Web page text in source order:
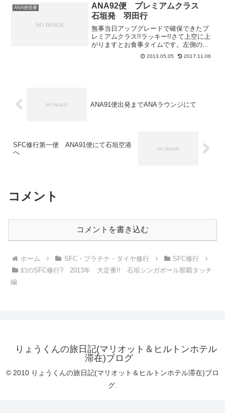
NH901便の...
ANA便搭乗
ANA92便 プレミアムクラス
石垣発 羽田行
無事当日アップグレードで確保できたプ
レミアムクラス!!ラッキー!!さて上空に上
がりますとお食事タイムです。左側の洋
菓子セットはお持ち帰りが出来ます。本
日のプレミアムGOZENメニュー・チキン
2013.05.05 2017.11.06
ANA91便出発までANAラウンジにて
SFC修行第一便 ANA91便にて石垣空港
へ
コメント
コメントを書き込む
ホーム SFC・プラチナ・ダイヤ修行
SFC修行
幻のSFC修行? 2013年 大定番!! 石垣シンガポール那覇タッチ
編
りょうくんの旅日記(マリオット＆ヒルトンホテル
滞在)ブログ
© 2010 りょうくんの旅日記(マリオット＆ヒルトンホテル滞在)ブロ
グ.